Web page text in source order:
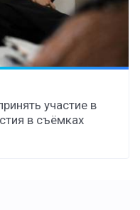
участие в
в съёмках